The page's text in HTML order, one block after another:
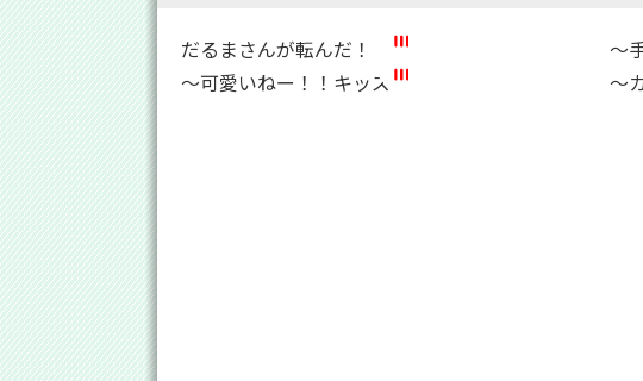
だるまさんが転んだ！
～
～可愛いねー！！キッズ～
～